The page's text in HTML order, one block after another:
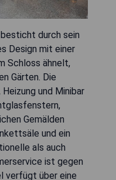
durch sein
Design mit einer
Schloss ähnelt,
Gärten. Die
und Minibar
Gemälden
und ein
als auch
ist gegen
verfügt über eine